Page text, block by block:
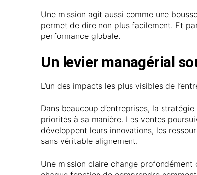
Une mission agit aussi comme une
permet de dire non plus facilement. Et
performance globale.
Un levier managérial
L’un des impacts les plus visibles de
Dans beaucoup d’entreprises, la
priorités à sa manière. Les ventes
développent leurs innovations, les
sans véritable alignement.
Une mission claire change